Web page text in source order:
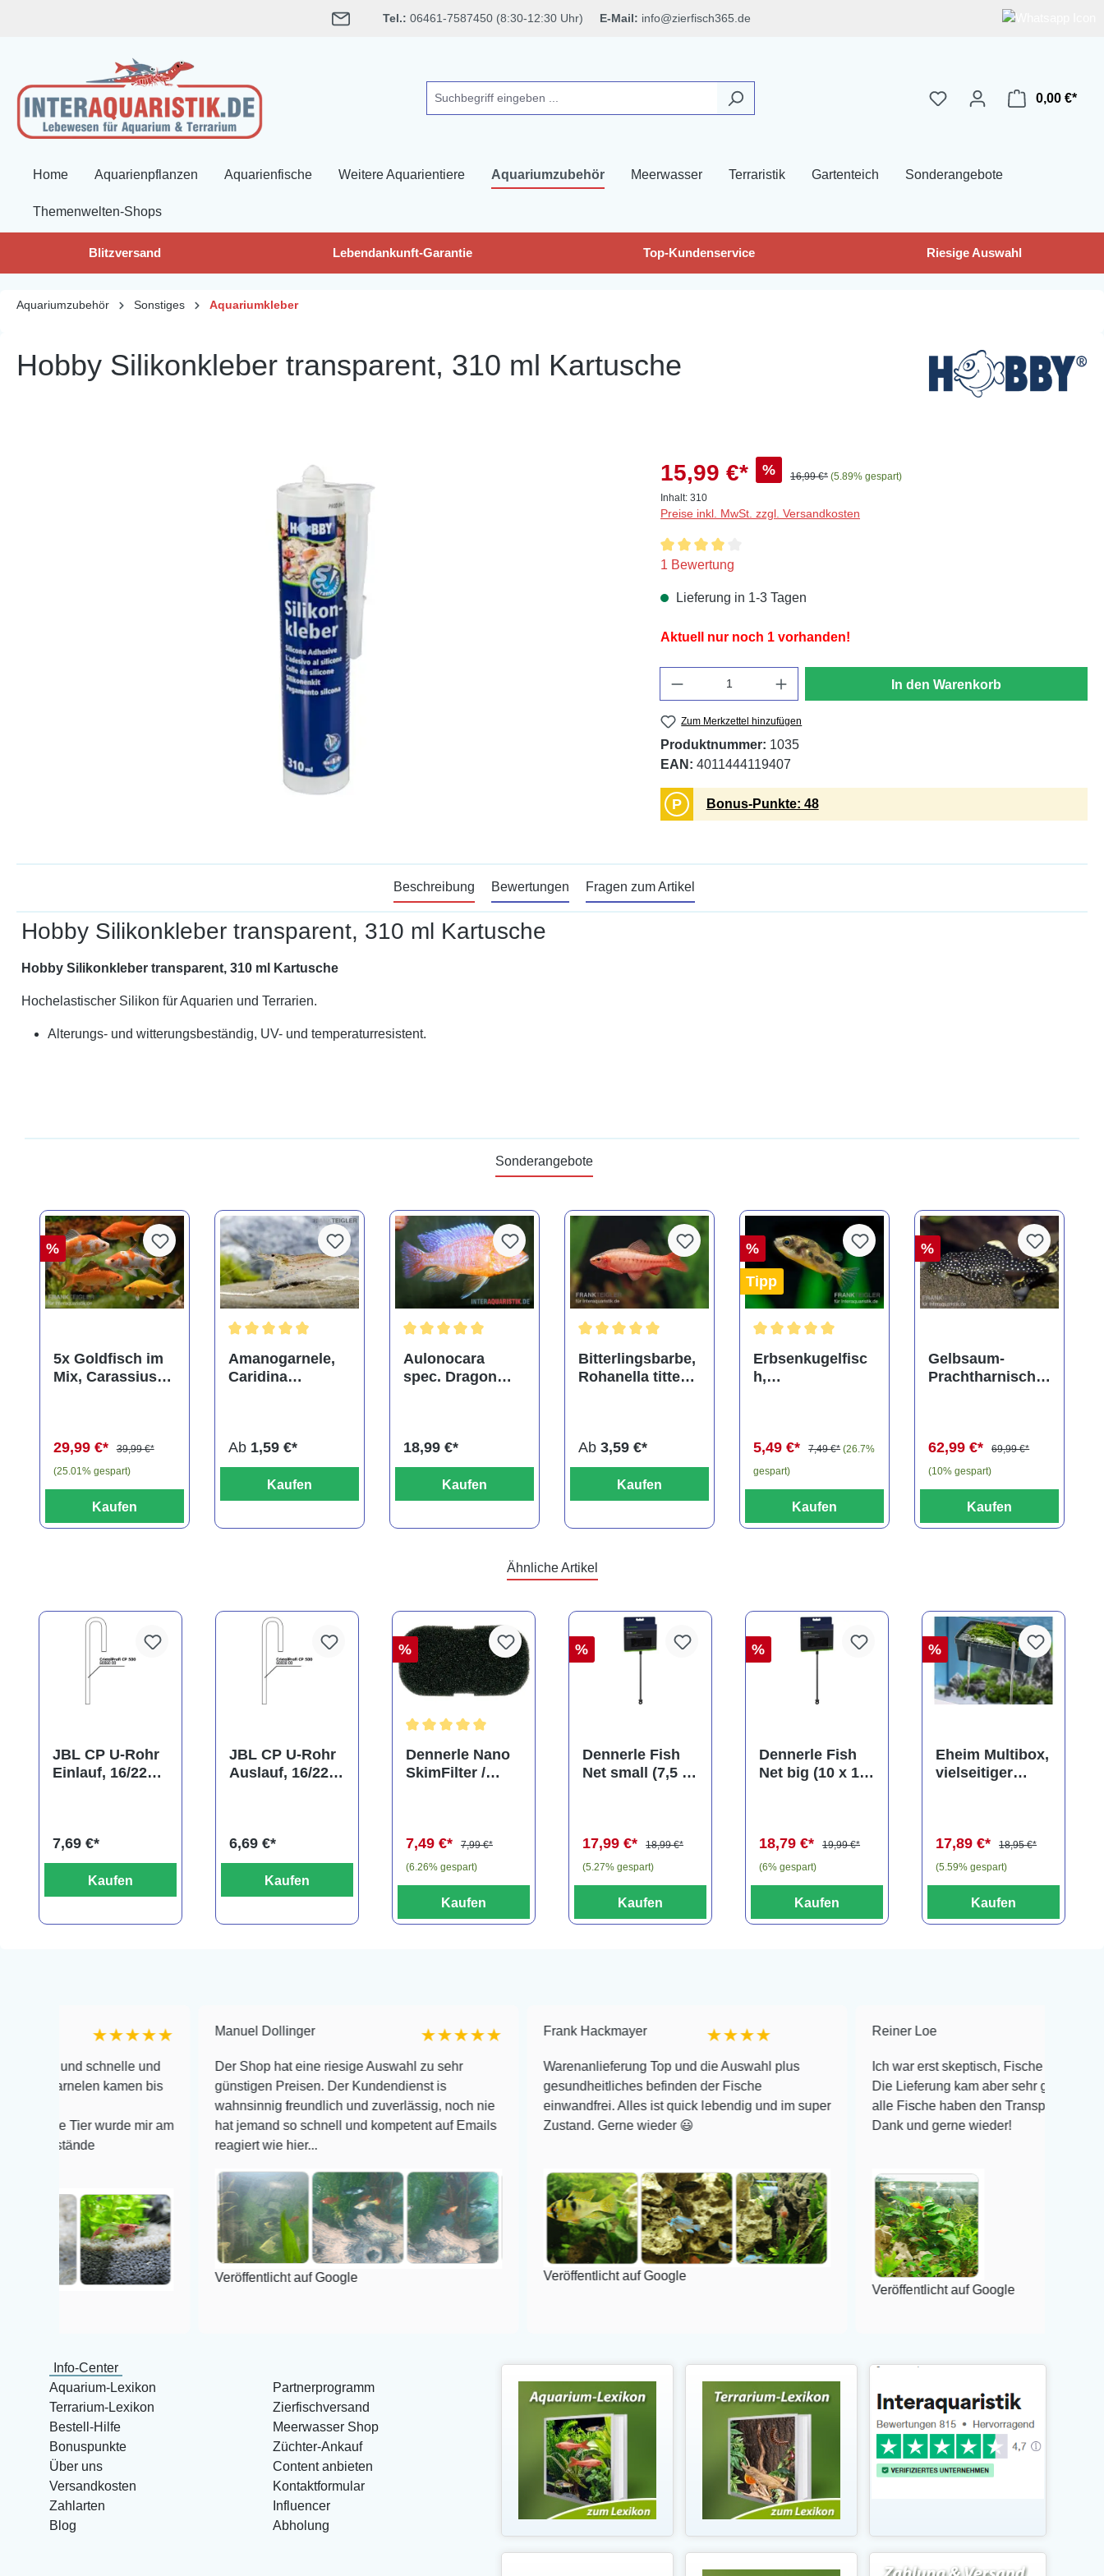
Tel.: 06461-7587450 (8:30-12:30 Uhr) E-Mail: info@zierfisch365.de
0,00 €*
Home Aquarienpflanzen Aquarienfische Weitere Aquarientiere Aquariumzubehör Meerwasser Terraristik Gartenteich Sonderangebote
Themenwelten-Shops
Blitzversand Lebendankunft-Garantie Top-Kundenservice Riesige Auswahl
Aquariumzubehör Sonstiges Aquariumkleber
Hobby Silikonkleber transparent, 310 ml Kartusche
15,99 €* % 16,99 €* (5.89% gespart)
Inhalt: 310
Preise inkl. MwSt. zzgl. Versandkosten
Durchschnittliche Bewertung von 4 von 5 Sternen
1 Bewertung
Lieferung in 1-3 Tagen
Aktuell nur noch 1 vorhanden!
In den Warenkorb
Zum Merkzettel hinzufügen
Produktnummer: 1035
EAN: 4011444119407
P Bonus-Punkte: 48
Beschreibung Bewertungen Fragen zum Artikel
Hobby Silikonkleber transparent, 310 ml Kartusche
Hobby Silikonkleber transparent, 310 ml Kartusche
Hochelastischer Silikon für Aquarien und Terrarien.
Alterungs- und witterungsbeständig, UV- und temperaturresistent.
Sonderangebote
%
5x Goldfisch im
Mix, Carassius
29,99 €*
39,99 €*
(25.01% gespart)
Kaufen
Amanogarnele,
Caridina
Ab 1,59 €*
Kaufen
Aulonocara
spec. Dragon
18,99 €*
Kaufen
Bitterlingsbarbe,
Rohanella titteya,
Ab 3,59 €*
Kaufen
%
Tipp
Erbsenkugelfisc
h,
5,49 €*
7,49 €* (26.7%
gespart)
Kaufen
%
Gelbsaum-
Prachtharnischw
62,99 €*
69,99 €*
(10% gespart)
Kaufen
Ähnliche Artikel
JBL CP U-Rohr
Einlauf, 16/22
7,69 €*
Kaufen
JBL CP U-Rohr
Auslauf, 16/22
6,69 €*
Kaufen
%
Dennerle Nano
SkimFilter /
7,49 €*
7,99 €*
(6.26% gespart)
Kaufen
%
Dennerle Fish
Net small (7,5 x
17,99 €*
18,99 €*
(5.27% gespart)
Kaufen
%
Dennerle Fish
Net big (10 x 13
18,79 €*
19,99 €*
(6% gespart)
Kaufen
%
Eheim Multibox,
vielseitiger
17,89 €*
18,95 €*
(5.59% gespart)
Kaufen
★★★★★
schnelle und
kamen bis
Tier wurde mir am
Manuel Dollinger ★★★★★
Der Shop hat eine riesige Auswahl zu sehr
günstigen Preisen. Der Kundendienst is
wahnsinnig freundlich und zuverlässig, noch nie
hat jemand so schnell und kompetent auf Emails
reagiert wie hier...
Veröffentlicht auf Google
Frank Hackmayer ★★★★
Warenanlieferung Top und die Auswahl plus
gesundheitliches befinden der Fische
einwandfrei. Alles ist quick lebendig und im super
Zustand. Gerne wieder 😃
Veröffentlicht auf Google
Reiner Loe
Ich war erst skeptisch, Fische online zu bestellen!
Die Lieferung kam aber sehr gut verpackt an und
alle Fische haben den Transport überlebt! Vielen
Dank und gerne wieder!
Veröffentlicht auf Google
Info-Center
Aquarium-Lexikon
Terrarium-Lexikon
Bestell-Hilfe
Bonuspunkte
Über uns
Versandkosten
Zahlarten
Blog
Partnerprogramm
Zierfischversand
Meerwasser Shop
Züchter-Ankauf
Content anbieten
Kontaktformular
Influencer
Abholung